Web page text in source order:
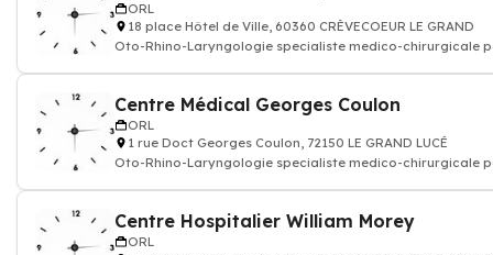
ORL
18 place Hôtel de Ville, 60360 CRÈVECOEUR LE GRAND
Oto-Rhino-Laryngologie specialiste medico-chirurgicale
Centre Médical Georges Coulon
ORL
1 rue Doct Georges Coulon, 72150 LE GRAND LUCÉ
Oto-Rhino-Laryngologie specialiste medico-chirurgicale
Centre Hospitalier William Morey
ORL